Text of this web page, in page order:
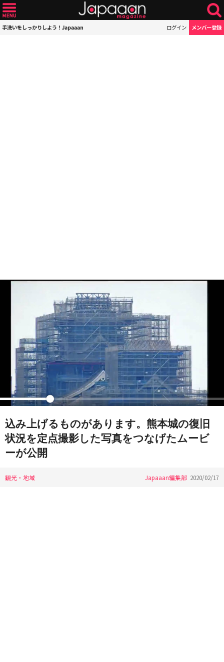
手洗いをしっかりしよう！Japaaan ログイン メンバー登録
込み上げるものがあります。熊本城の復旧
状況を定点撮影した写真をつなげたムービ
ーが公開
観光・地域 Japaaan編集部 2020/02/17